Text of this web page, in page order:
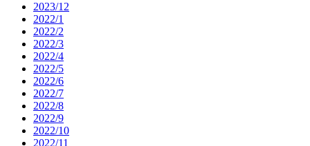
2023/12
2022/1
2022/2
2022/3
2022/4
2022/5
2022/6
2022/7
2022/8
2022/9
2022/10
2022/11